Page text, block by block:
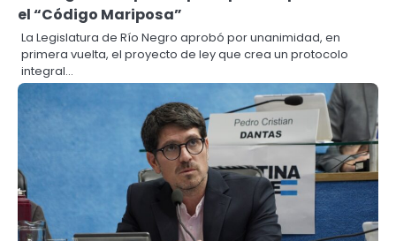
el “Código Mariposa”
La Legislatura de Río Negro aprobó por unanimidad, en
primera vuelta, el proyecto de ley que crea un protocolo
integral…